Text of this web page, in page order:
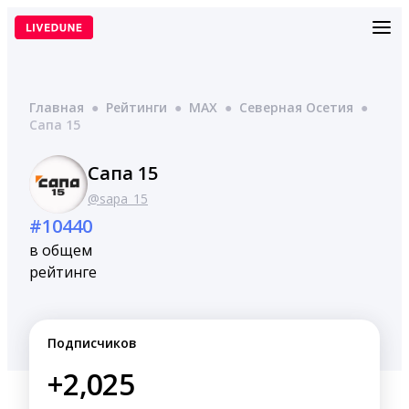
Перейти
Главная ● Рейтинги ● MAX ● Северная Осетия ●
Сапа 15
Сапа 15
@sapa_15
#10440
в общем
рейтинге
Подписчиков
+2,025